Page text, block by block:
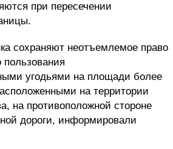
при пересечении
сохраняют неотъемлемое право
пользования
угодьями на площади более
на территории
на противоположной стороне
дороги, информировали